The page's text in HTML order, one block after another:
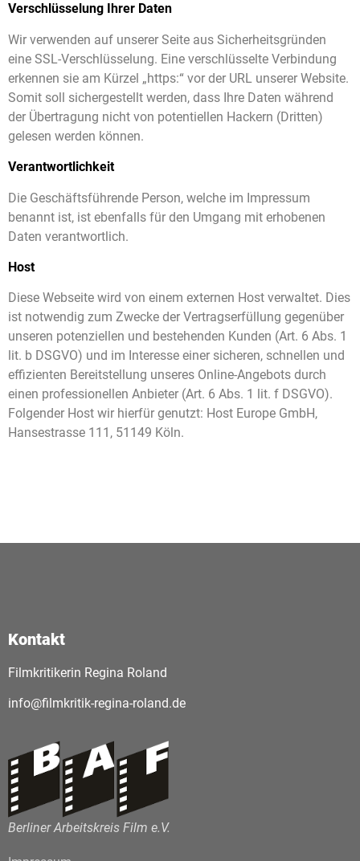
Verschlüsselung Ihrer Daten
Wir verwenden auf unserer Seite aus Sicherheitsgründen
eine SSL-Verschlüsselung. Eine verschlüsselte Verbindung
erkennen sie am Kürzel „https:“ vor der URL unserer Website.
Somit soll sichergestellt werden, dass Ihre Daten während
der Übertragung nicht von potentiellen Hackern (Dritten)
gelesen werden können.
Verantwortlichkeit
Die Geschäftsführende Person, welche im Impressum
benannt ist, ist ebenfalls für den Umgang mit erhobenen
Daten verantwortlich.
Host
Diese Webseite wird von einem externen Host verwaltet. Dies
ist notwendig zum Zwecke der Vertragserfüllung gegenüber
unseren potenziellen und bestehenden Kunden (Art. 6 Abs. 1
lit. b DSGVO) und im Interesse einer sicheren, schnellen und
effizienten Bereitstellung unseres Online-Angebots durch
einen professionellen Anbieter (Art. 6 Abs. 1 lit. f DSGVO).
Folgender Host wir hierfür genutzt: Host Europe GmbH,
Hansestrasse 111, 51149 Köln.
Kontakt
Filmkritikerin Regina Roland
info@filmkritik-regina-roland.de
Berliner Arbeitskreis Film e.V.